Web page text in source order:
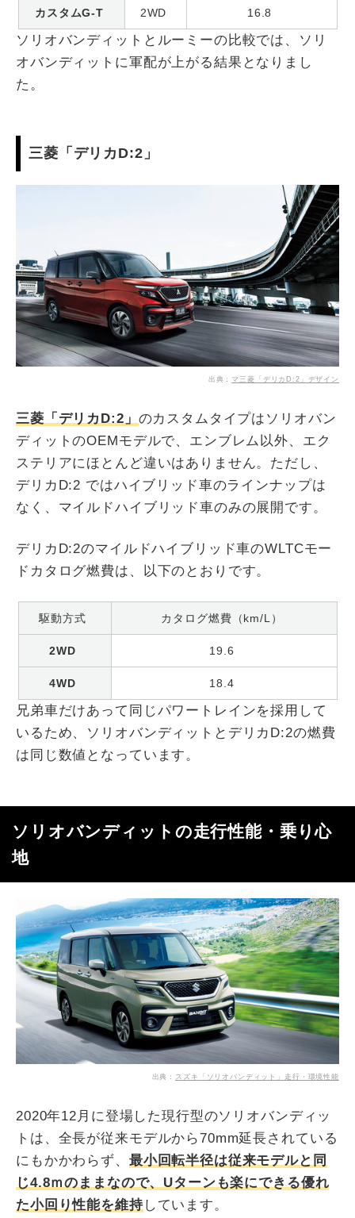
カスタムG-T 2WD 16.8
ソリオバンディットとルーミーの比較では、ソリ
オバンディットに軍配が上がる結果となりまし
た。
三菱「デリカD:2」
出典： マ三菱「デリカD:2」デザイン
三菱「デリカD:2」 のカスタムタイプはソリオバン
ディットのOEMモデルで、エンブレム以外、エク
ステリアにほとんど違いはありません。ただし、
デリカD:2 ではハイブリッド車のラインナップは
なく、マイルドハイブリッド車のみの展開です。
デリカD:2のマイルドハイブリッド車のWLTCモー
ドカタログ燃費は、以下のとおりです。
駆動方式 カタログ燃費（km/L）
2WD 19.6
4WD 18.4
兄弟車だけあって同じパワートレインを採用して
いるため、ソリオバンディットとデリカD:2の燃費
は同じ数値となっています。
ソリオバンディットの走行性能・乗り心
地
出典： スズキ「ソリオバンディット」走行・環境性能
2020年12月に登場した現行型のソリオバンディッ
トは、全長が従来モデルから70mm延長されている
にもかかわらず、 最小回転半径は従来モデルと同
じ4.8ｍのままなので、Uターンも楽にできる優れ
た小回り性能を維持しています。